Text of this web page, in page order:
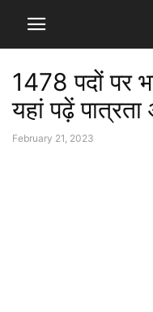
1478 पदों पर
यहां पढ़ें
February 21, 2023